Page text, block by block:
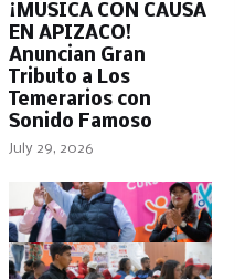
¡MÚSICA CON CAUSA
EN APIZACO!
Anuncian Gran
Tributo a Los
Temerarios con
Sonido Famoso
July 29, 2026